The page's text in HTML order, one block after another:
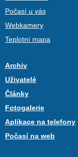
Počasí u vás
Webkamery
Teplotní mapa
Archiv
Uživatelé
Články
Fotogalerie
Aplikace na telefony
Počasí na web